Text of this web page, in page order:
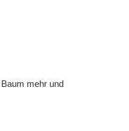
mehr und